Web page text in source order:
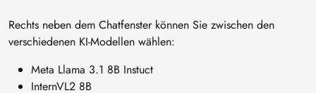
Rechts neben dem Chatfenster können Sie zwischen den
verschiedenen KI-Modellen wählen:
Meta Llama 3.1 8B Instuct
InternVL2 8B